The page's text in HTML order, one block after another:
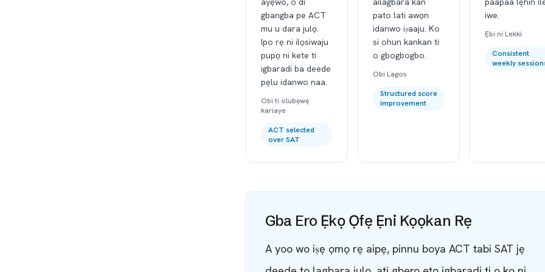
gbangba pe ACT
mu u dara julọ.
Ipo rẹ ni ilọsiwaju
pupọ ni kete ti
igbaradi ba deede
pẹlu idanwo naa.
Obi ti olubẹwẹ
kariaye
ACT selected
over SAT
pato lati awọn
idanwo iṣaaju. Ko
si ohun kankan ti
o gbogbogbo.
Obi Lagos
Structured score
improvement
iwe.
Ẹbi ni Lekki
Consistent
weekly
Gba Ero Ẹkọ Ọfẹ Ẹni Kọọkan Rẹ
A yoo wo iṣẹ ọmọ rẹ aipẹ, pinnu boya ACT tabi SAT jẹ